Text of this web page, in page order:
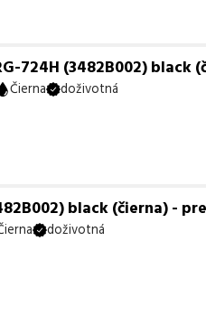
724H (3482B002) black
Čierna doživotná
black (čierna) -
doživotná